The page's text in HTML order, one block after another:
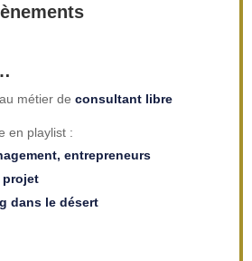
métier deconsultant libre
en playlist :
entrepreneurs
projet
dans le désert